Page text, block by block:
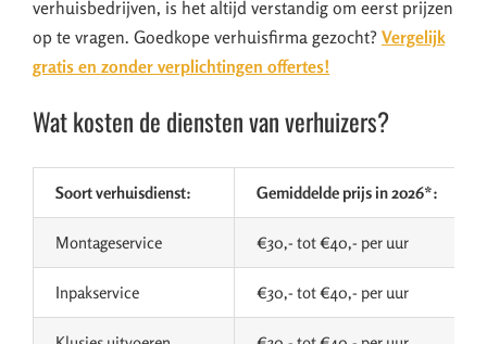
verhuisbedrijven, is het altijd verstandig om eerst prijzen
op te vragen. Goedkope verhuisfirma gezocht? Vergelijk
gratis en zonder verplichtingen offertes!
Wat kosten de diensten van verhuizers?
Soort verhuisdienst: Gemiddelde prijs in 2026*:
Montageservice €30,- tot €40,- per uur
Inpakservice €30,- tot €40,- per uur